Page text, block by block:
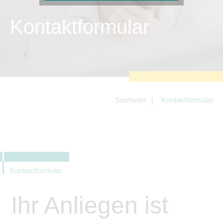
Kontaktformular
Startseite Kontaktformular
Kontaktformular
Ihr Anliegen ist
Diese Cookies sind erforderlich, um die
Tracking- und Targeting-Cookies
Angebotes einschließlich der
Angeboten von z.B. Facebook und